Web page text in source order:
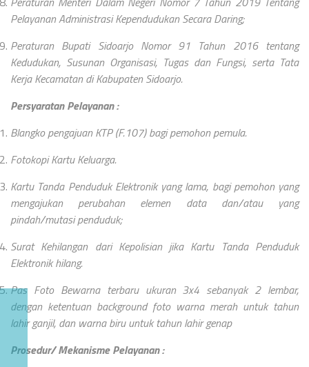
Pelayanan Administrasi Kependudukan Secara Daring;
Peraturan Bupati Sidoarjo Nomor 91 Tahun 2016 tentang
Kedudukan, Susunan Organisasi, Tugas dan Fungsi, serta Tata
Kerja Kecamatan di Kabupaten Sidoarjo.
Persyaratan Pelayanan :
Blangko pengajuan KTP (F.107) bagi pemohon pemula.
Fotokopi Kartu Keluarga.
Kartu Tanda Penduduk Elektronik yang lama, bagi pemohon yang
mengajukan perubahan elemen data dan/atau yang
pindah/mutasi penduduk;
Surat Kehilangan dari Kepolisian jika Kartu Tanda Penduduk
Elektronik hilang.
Pas Foto Bewarna terbaru ukuran 3x4 sebanyak 2 lembar,
dengan ketentuan background foto warna merah untuk tahun
lahir ganjil, dan warna biru untuk tahun lahir genap
Prosedur/ Mekanisme Pelayanan :